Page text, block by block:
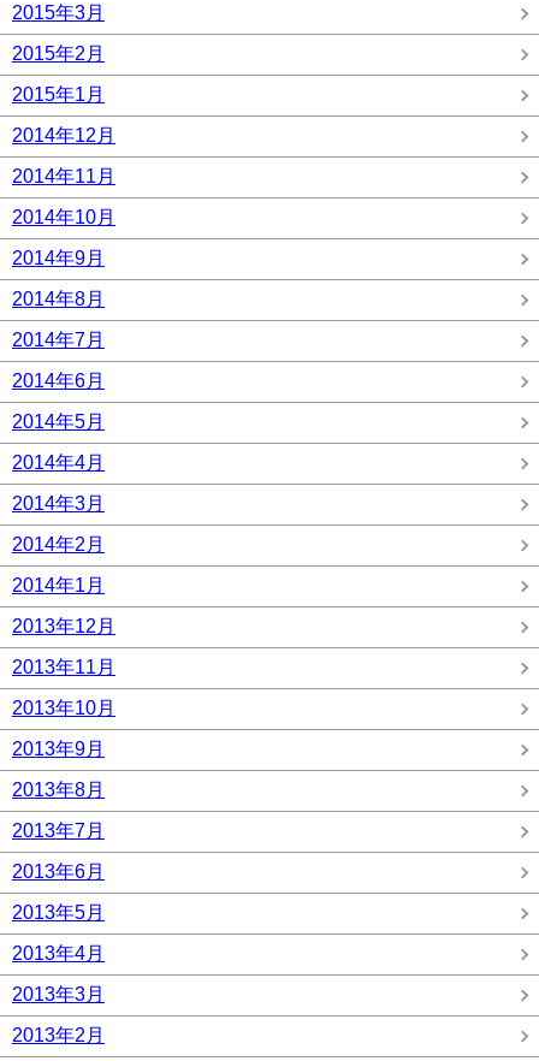
2015年3月
2015年2月
2015年1月
2014年12月
2014年11月
2014年10月
2014年9月
2014年8月
2014年7月
2014年6月
2014年5月
2014年4月
2014年3月
2014年2月
2014年1月
2013年12月
2013年11月
2013年10月
2013年9月
2013年8月
2013年7月
2013年6月
2013年5月
2013年4月
2013年3月
2013年2月